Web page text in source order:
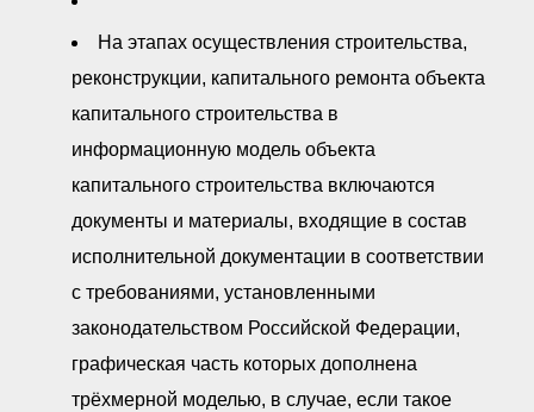
На этапах осуществления строительства,
реконструкции, капитального ремонта объекта
капитального строительства в
информационную модель объекта
капитального строительства включаются
документы и материалы, входящие в состав
исполнительной документации в соответствии
с требованиями, установленными
законодательством Российской Федерации,
графическая часть которых дополнена
трёхмерной моделью, в случае, если такое